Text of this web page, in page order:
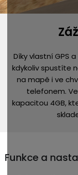
Díky vlastní GPS
kdykoliv spustíte
na mapě i ve
telefonem.
kapacitou 4GB,
Funkce a